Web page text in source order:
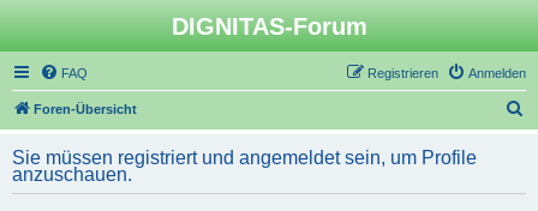
DIGNITAS-Forum
FAQ Anmelden
Registrieren
Foren-Übersicht
h
Sie müssen registriert und angemeldet sein, um Profile
anzuschauen.